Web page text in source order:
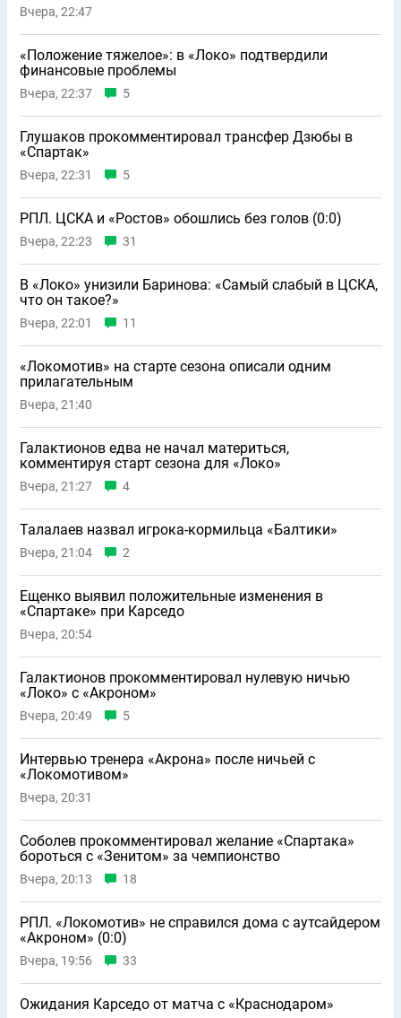
Вчера, 22:47
«Положение тяжелое»: в «Локо» подтвердили
финансовые проблемы
Вчера, 22:37 5
Глушаков прокомментировал трансфер Дзюбы в
«Спартак»
Вчера, 22:31 5
РПЛ. ЦСКА и «Ростов» обошлись без голов (0:0)
Вчера, 22:23 31
В «Локо» унизили Баринова: «Самый слабый в ЦСКА,
что он такое?»
Вчера, 22:01 11
«Локомотив» на старте сезона описали одним
прилагательным
Вчера, 21:40
Галактионов едва не начал материться,
комментируя старт сезона для «Локо»
Вчера, 21:27 4
Талалаев назвал игрока-кормильца «Балтики»
Вчера, 21:04 2
Ещенко выявил положительные изменения в
«Спартаке» при Карседо
Вчера, 20:54
Галактионов прокомментировал нулевую ничью
«Локо» с «Акроном»
Вчера, 20:49 5
Интервью тренера «Акрона» после ничьей с
«Локомотивом»
Вчера, 20:31
Соболев прокомментировал желание «Спартака»
бороться с «Зенитом» за чемпионство
Вчера, 20:13 18
РПЛ. «Локомотив» не справился дома с аутсайдером
«Акроном» (0:0)
Вчера, 19:56 33
Ожидания Карседо от матча с «Краснодаром»